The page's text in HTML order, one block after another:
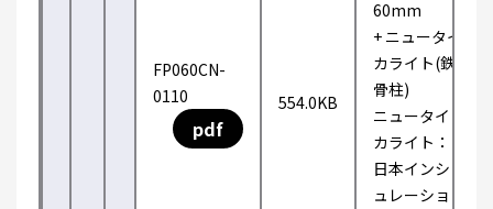
FP060CN-
0110
pdf
554.0KB
60mm
+ ニュータイ
カライト(鉄
骨柱)
ニュータイ
カライト：
日本インシ
ュレーショ